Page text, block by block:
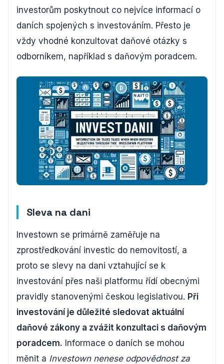
investorům poskytnout co nejvíce informací o
daních spojených s investováním. Přesto je
vždy vhodné konzultovat daňové otázky s
odborníkem, například s daňovým poradcem.
Sleva na dani
Investown se primárně zaměřuje na
zprostředkování investic do nemovitostí, a
proto se slevy na dani vztahující se k
investování přes naši platformu řídí obecnými
pravidly stanovenými českou legislativou. Při
investování je důležité sledovat aktuální
daňové zákony a zvážit konzultaci s daňovým
poradcem. Informace o daních se mohou
měnit a Investown nenese odpovědnost za